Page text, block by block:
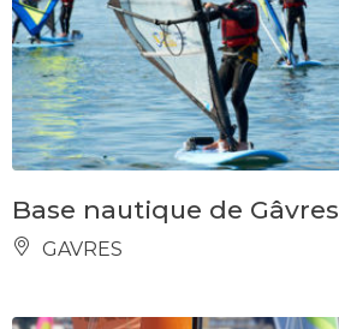
Base nautique de Gâvres
GAVRES